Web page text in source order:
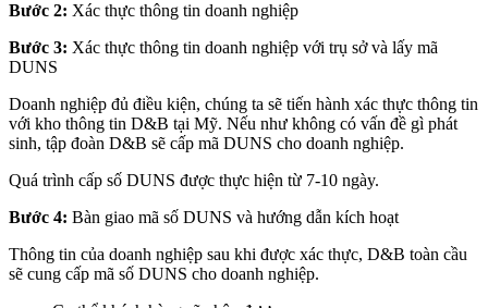
Bước 2: Xác thực thông tin doanh nghiệp
Bước 3: Xác thực thông tin doanh nghiệp với trụ sở và lấy mã
DUNS
Doanh nghiệp đủ điều kiện, chúng ta sẽ tiến hành xác thực thông tin
với kho thông tin D&B tại Mỹ. Nếu như không có vấn đề gì phát
sinh, tập đoàn D&B sẽ cấp mã DUNS cho doanh nghiệp.
Quá trình cấp số DUNS được thực hiện từ 7-10 ngày.
Bước 4: Bàn giao mã số DUNS và hướng dẫn kích hoạt
Thông tin của doanh nghiệp sau khi được xác thực, D&B toàn cầu
sẽ cung cấp mã số DUNS cho doanh nghiệp.